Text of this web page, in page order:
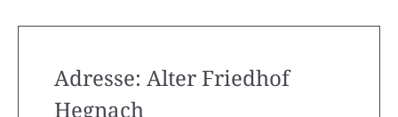
Adresse: Alter Friedhof
Hegnach